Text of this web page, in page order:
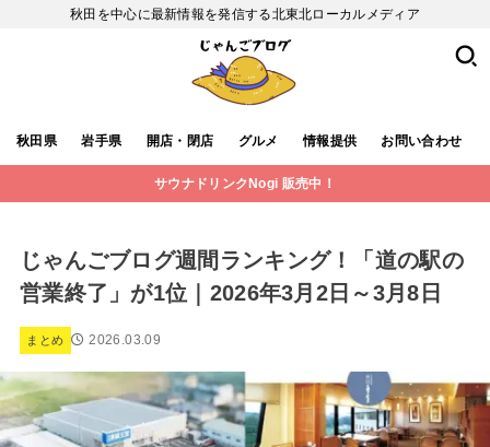
秋田を中心に最新情報を発信する北東北ローカルメディア
秋田県 岩手県 開店・閉店 グルメ 情報提供 お問い合わせ
サウナドリンクNogi 販売中！
じゃんごブログ週間ランキング！「道の駅の
営業終了」が1位｜2026年3月2日～3月8日
まとめ 2026.03.09